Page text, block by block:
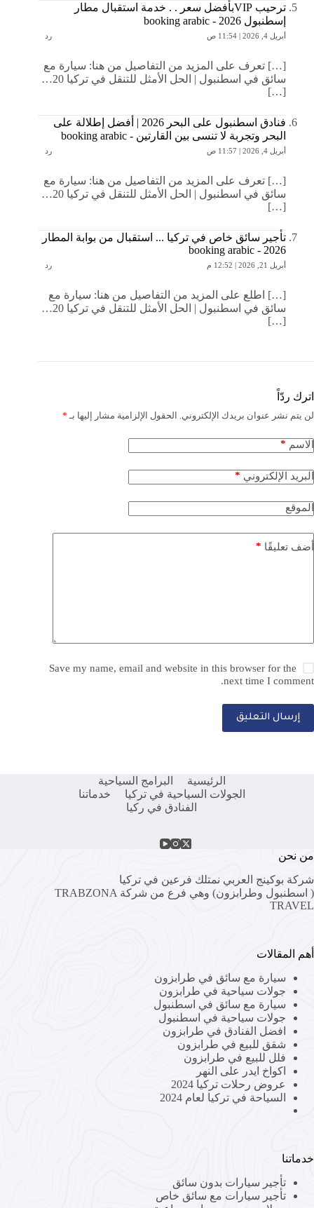
ترحيب VIPبأفضل سعر . . خدمة استقبال مطار
إسطنبول 2026 - booking arabic
أبريل 4, 2026 | 11:54 ص رد
[…] تعرف على المزيد من التفاصيل من هنا: سيارة مع
سائق في اسطنبول | الحل الأمثل للتنقل في تركيا 20…
[…]
فنادق اسطنبول على البحر 2026 | أفضل إطلالة على
البحر وتجربة لا تنسى بين القارتين - booking arabic
أبريل 4, 2026 | 11:57 ص رد
[…] تعرف على المزيد من التفاصيل من هنا: سيارة مع
سائق في اسطنبول | الحل الأمثل للتنقل في تركيا 20…
[…]
تأجير سائق خاص في تركيا ... استقبال من بوابة المطار
2026 - booking arabic
أبريل 21, 2026 | 12:52 م رد
[…] اطلع على المزيد من التفاصيل من هنا: سيارة مع
سائق في اسطنبول | الحل الأمثل للتنقل في تركيا 20…
[…]
اترك ردّاً
لن يتم نشر عنوان بريدك الإلكتروني. الحقول الإلزامية مشار إليها بـ *
الاسم *
البريد الإلكتروني *
الموقع
أضف تعليقًا *
Save my name, email and website in this browser for the
next time I comment.
إرسال التعليق
الرئيسية
البرامج السياحية
الجولات السياحية في تركيا
خدماتنا
الفنادق في ركيا
من نحن
شركة بوكينج العربي نمتلك فرعين في تركيا
( اسطنبول وطرابزون) وهي فرع من شركة TRABZONA
TRAVEL
أهم المقالات
سيارة مع سائق في طرابزون
جولات سياحية في طرابزون
سيارة مع سائق في اسطنبول
جولات سياحية في اسطنبول
افضل الفنادق في طرابزون
شقق للبيع في طرابزون
فلل للبيع في طرابزون
اكواخ ايدر على النهر
عروض رحلات تركيا 2024
السياحة في تركيا لعام 2024
خدماتنا
تأجير سيارات بدون سائق
تأجير سيارات مع سائق خاص